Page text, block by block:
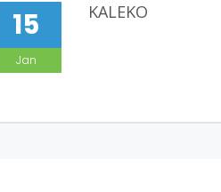
15
Jan
KALEKO